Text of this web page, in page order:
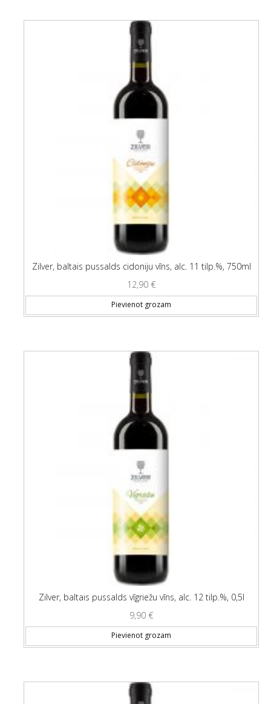
Zilver, baltais pussalds cidoniju vīns, alc. 11 tilp.%, 750ml
12,90 €
Pievienot grozam
Zilver, baltais pussalds vīgriežu vīns, alc. 12 tilp.%, 0,5l
9,90 €
Pievienot grozam